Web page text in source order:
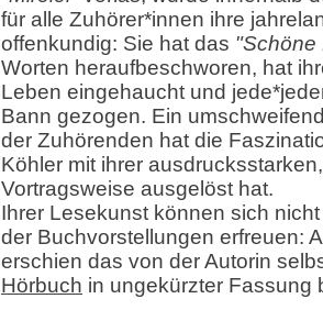
für alle Zuhörer*innen ihre
offenkundig: Sie hat das "Schöne
Worten heraufbeschworen, hat
Leben eingehaucht und
Bann gezogen. Ein
der Zuhörenden hat die
Köhler mit ihrer
Vortragsweise ausgelöst hat.
Ihrer Lesekunst können sich
der Buchvorstellungen erfreuen:
erschien das von der Autorin
Hörbuch in ungekürzter Fassung